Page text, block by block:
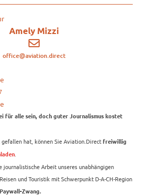
Amely Mizzi
office@aviation.direct
für alle sein, doch guter Journalismus kostet
hat, können Sie Aviation.Direct freiwillig
journalistische Arbeit unseres unabhängigen
und Touristik mit Schwerpunkt D-A-CH-Region
Zwang.